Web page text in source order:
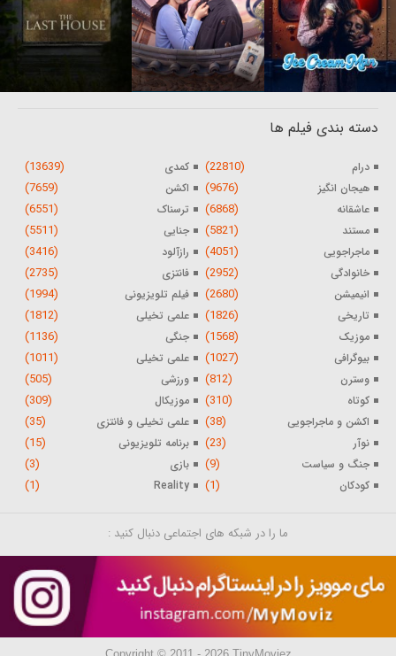
دسته بندی فیلم ها
درام (22810) کمدی (13639)
هیجان انگیز (9676) اکشن (7659)
عاشقانه (6868) ترسناک (6551)
مستند (5821) جنایی (5511)
ماجراجویی (4051) رازآلود (3416)
خانوادگی (2952) فانتزی (2735)
انیمیشن (2680) فیلم تلویزیونی (1994)
تاریخی (1826) علمی تخیلی (1812)
موزیک (1568) جنگی (1136)
بیوگرافی (1027) علمی تخیلی (1011)
وسترن (812) ورزشی (505)
کوتاه (310) موزیکال (309)
اکشن و ماجراجویی (38) علمی تخیلی و فانتزی (35)
نوآر (23) برنامه تلویزیونی (15)
جنگ و سیاست (9) بازی (3)
کودکان (1)
Reality
(1)
ما را در شبکه های اجتماعی دنبال کنید :